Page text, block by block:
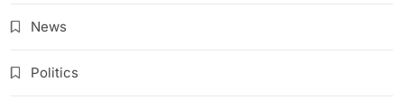
News
Politics